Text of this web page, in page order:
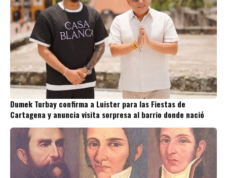
Dumek Turbay confirma a Luister para las Fiestas de
Cartagena y anuncia visita sorpresa al barrio donde nació